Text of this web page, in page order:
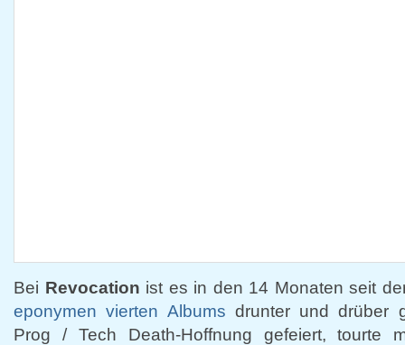
Bei Revocation ist es in den 14 Monaten seit
eponymen vierten Albums drunter und drüber
Prog / Tech Death-Hoffnung gefeiert, tourte